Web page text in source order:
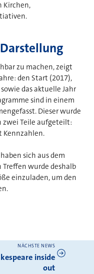
Kirchen,
zu machen, zeigt
den Start (2017),
das aktuelle Jahr
sind in einem
Dieser wurde
zwei Teile aufgeteilt:
Kennzahlen.
sich aus dem
wurde deshalb
einzuladen, um den
NÄCHSTE NEWS
inside
out